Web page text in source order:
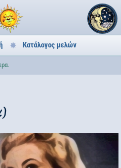
Κατάλογος μελών